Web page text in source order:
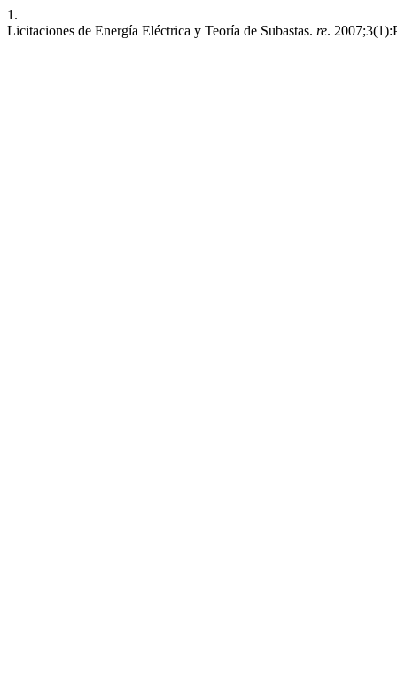
1.
Licitaciones de Energía Eléctrica y Teoría de Subastas. re.